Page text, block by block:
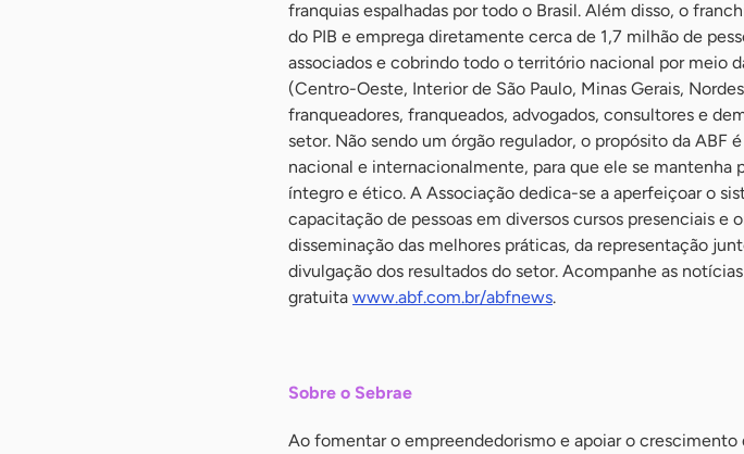
franquias espalhadas por todo o Brasil. Além disso, o
do PIB e emprega diretamente cerca de 1,7 milhão de
associados e cobrindo todo o território nacional por meio
(Centro-Oeste, Interior de São Paulo, Minas Gerais,
franqueadores, franqueados, advogados, consultores e
setor. Não sendo um órgão regulador, o propósito da ABF
nacional e internacionalmente, para que ele se mantenha
íntegro e ético. A Associação dedica-se a aperfeiçoar o
capacitação de pessoas em diversos cursos presenciais e
disseminação das melhores práticas, da representação
divulgação dos resultados do setor. Acompanhe as
gratuita www.abf.com.br/abfnews.
Sobre o Sebrae
Ao fomentar o empreendedorismo e apoiar o crescimento